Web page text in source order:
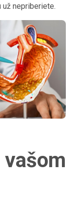
nepriberiete.